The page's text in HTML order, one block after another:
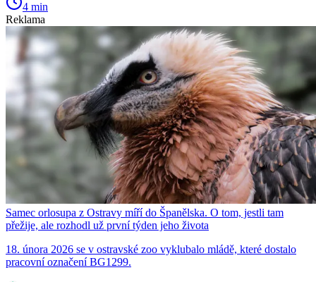
4 min
Reklama
Samec orlosupa z Ostravy míří do Španělska. O tom, jestli tam
přežije, ale rozhodl už první týden jeho života
18. února 2026 se v ostravské zoo vyklubalo mládě, které dostalo
pracovní označení BG1299.